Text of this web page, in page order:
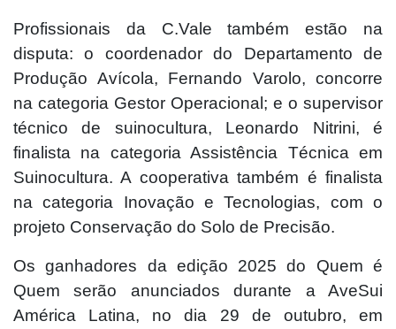
Profissionais da C.Vale também estão na
disputa: o coordenador do Departamento de
Produção Avícola, Fernando Varolo, concorre
na categoria Gestor Operacional; e o supervisor
técnico de suinocultura, Leonardo Nitrini, é
finalista na categoria Assistência Técnica em
Suinocultura. A cooperativa também é finalista
na categoria Inovação e Tecnologias, com o
projeto Conservação do Solo de Precisão.
Os ganhadores da edição 2025 do Quem é
Quem serão anunciados durante a AveSui
América Latina, no dia 29 de outubro, em